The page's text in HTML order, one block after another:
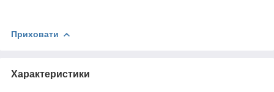
Приховати
Характеристики